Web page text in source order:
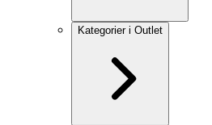
Kategorier i Outlet